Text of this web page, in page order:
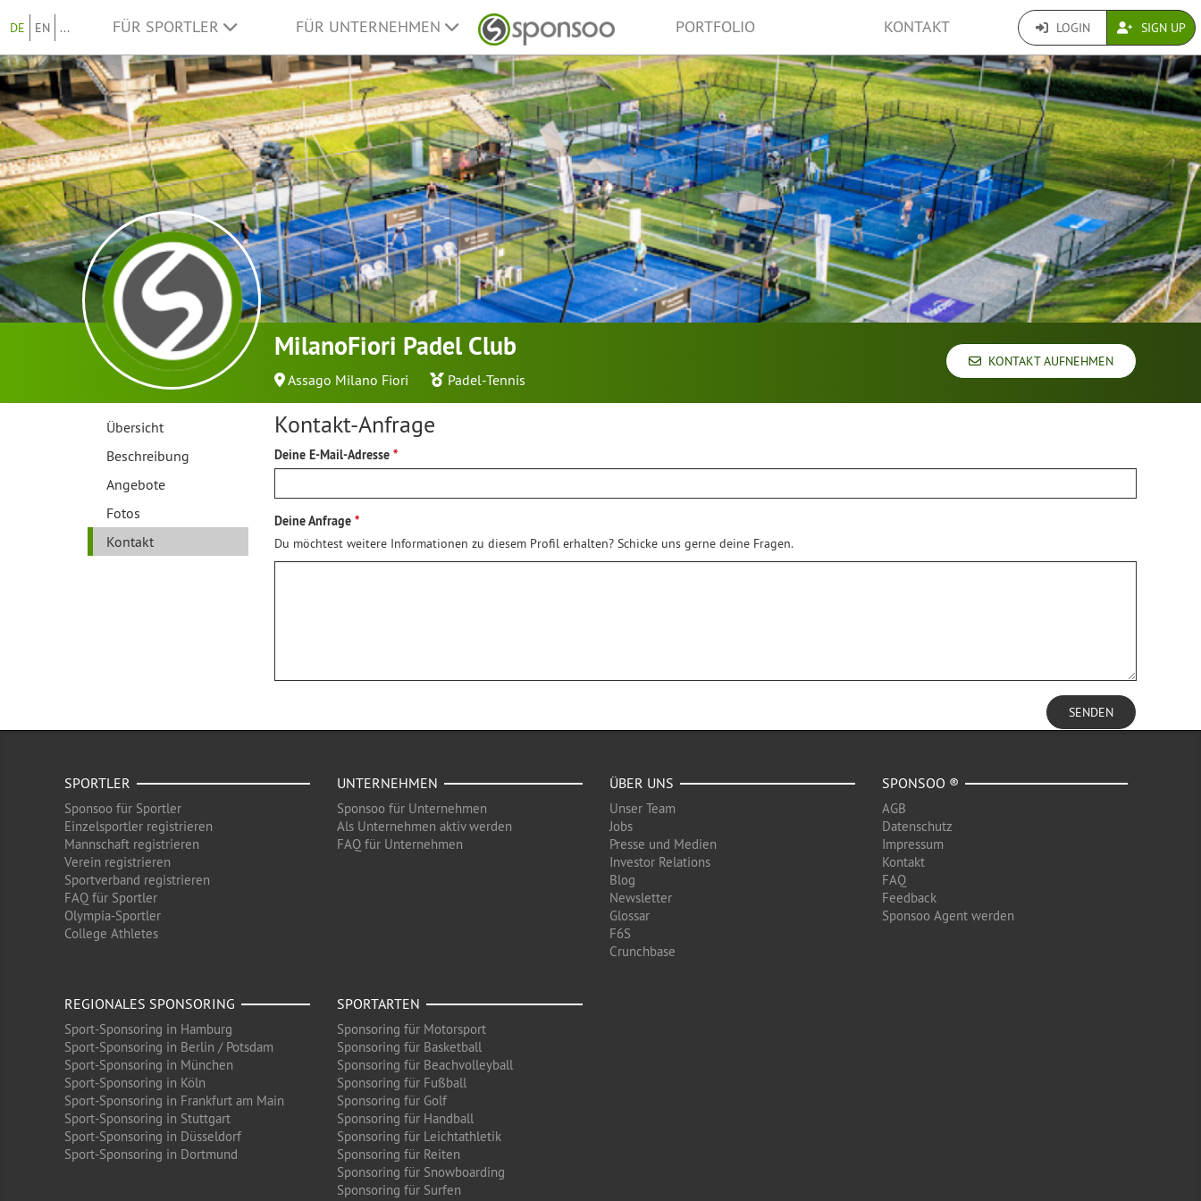
DE EN ... FÜR SPORTLER FÜR UNTERNEHMEN PORTFOLIO KONTAKT LOGIN SIGN UP
MilanoFiori Padel Club
Assago Milano Fiori Padel-Tennis
KONTAKT AUFNEHMEN
Übersicht
Beschreibung
Angebote
Fotos
Kontakt
Kontakt-Anfrage
Deine E-Mail-Adresse
Deine Anfrage
Du möchtest weitere Informationen zu diesem Profil erhalten? Schicke uns gerne deine Fragen.
SENDEN
SPORTLER
Sponsoo für Sportler
Einzelsportler registrieren
Mannschaft registrieren
Verein registrieren
Sportverband registrieren
FAQ für Sportler
Olympia-Sportler
College Athletes
UNTERNEHMEN
Sponsoo für Unternehmen
Als Unternehmen aktiv werden
FAQ für Unternehmen
ÜBER UNS
Unser Team
Jobs
Presse und Medien
Investor Relations
Blog
Newsletter
Glossar
F6S
Crunchbase
SPONSOO ®
AGB
Datenschutz
Impressum
Kontakt
FAQ
Feedback
Sponsoo Agent werden
REGIONALES SPONSORING
Sport-Sponsoring in Hamburg
Sport-Sponsoring in Berlin / Potsdam
Sport-Sponsoring in München
Sport-Sponsoring in Köln
Sport-Sponsoring in Frankfurt am Main
Sport-Sponsoring in Stuttgart
Sport-Sponsoring in Düsseldorf
Sport-Sponsoring in Dortmund
SPORTARTEN
Sponsoring für Motorsport
Sponsoring für Basketball
Sponsoring für Beachvolleyball
Sponsoring für Fußball
Sponsoring für Golf
Sponsoring für Handball
Sponsoring für Leichtathletik
Sponsoring für Reiten
Sponsoring für Snowboarding
Sponsoring für Surfen